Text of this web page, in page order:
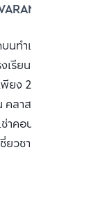
CO., LTD.
ทำเลที่ดีที่สุดของ
รียนมาแตร์ ห่าง
ง 200 เมตร
ลาสสิค ด้วย
คอนโด ติดต่อหา
ชาญของเราได้